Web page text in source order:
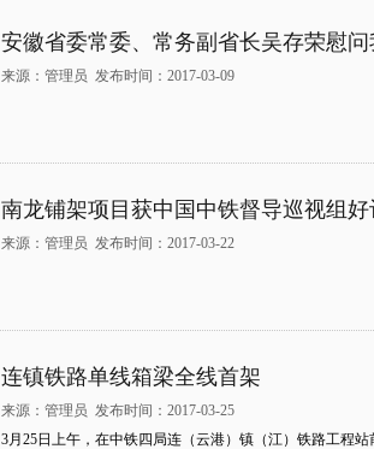
安徽省委常委、常务副省长吴存荣慰
来源：管理员 发布时间：2017-03-09
南龙铺架项目获中国中铁督导巡视组好
来源：管理员 发布时间：2017-03-22
连镇铁路单线箱梁全线首架
来源：管理员 发布时间：2017-03-25
3月25日上午，在中铁四局连（云港）镇（江）铁路工程